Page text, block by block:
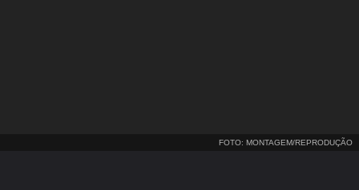
FOTO: MONTAGEM/REPRODUÇÃO